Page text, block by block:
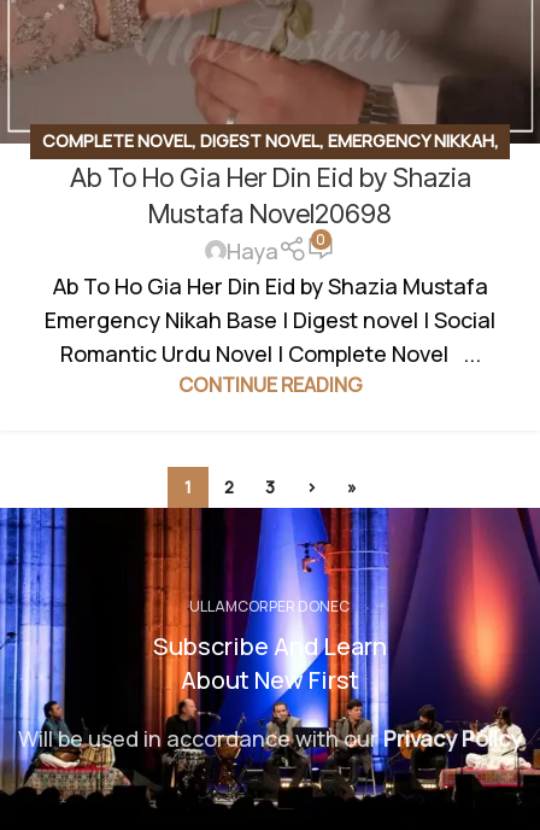
COMPLETE NOVEL, DIGEST NOVEL, EMERGENCY NIKKAH,
SOCIAL ROMANTIC NOVEL
Ab To Ho Gia Her Din Eid by Shazia
Mustafa Novel20698
Haya 0
Ab To Ho Gia Her Din Eid by Shazia Mustafa
Emergency Nikah Base | Digest novel | Social
Romantic Urdu Novel | Complete Novel ...
CONTINUE READING
1 2 3 › »
ULLAMCORPER DONEC
Subscribe And Learn
About New First
Will be used in accordance with ourPrivacy Policy